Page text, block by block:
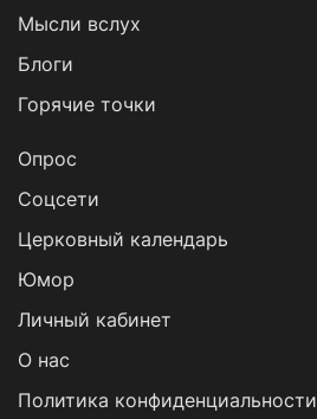
Мысли вслух
Блоги
Горячие точки
Опрос
Cоцсети
Церковный календарь
Юмор
Личный кабинет
О нас
Политика конфиденциальности